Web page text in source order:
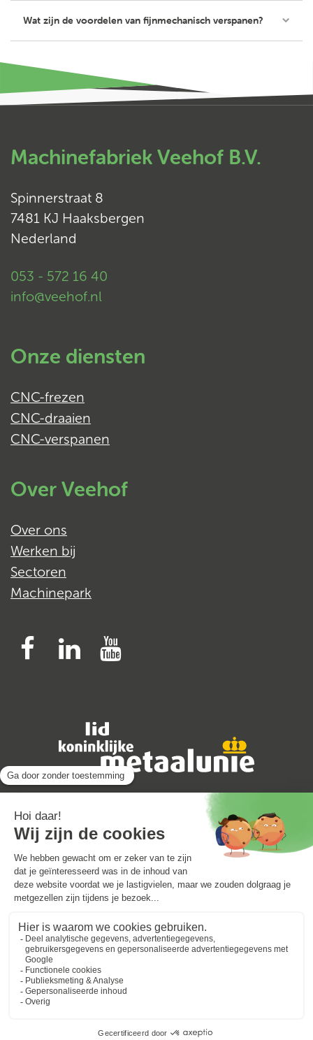
Wat zijn de voordelen van fijnmechanisch verspanen?
Machinefabriek Veehof B.V.
Spinnerstraat 8
7481 KJ Haaksbergen
Nederland
053 - 572 16 40
info@veehof.nl
Onze diensten
CNC-frezen
CNC-draaien
CNC-verspanen
Over Veehof
Over ons
Werken bij
Sectoren
Machinepark
FacebookLinkedYouTube
Leveringsvoorwaarden Privacyverklaring
© 2026 Machinefabriek Veehof B.V.